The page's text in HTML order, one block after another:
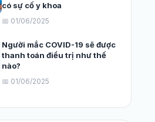
có sự cố y khoa
📅 01/06/2025
Người mắc COVID-19 sẽ được
thanh toán điều trị như thế
nào?
📅 01/06/2025